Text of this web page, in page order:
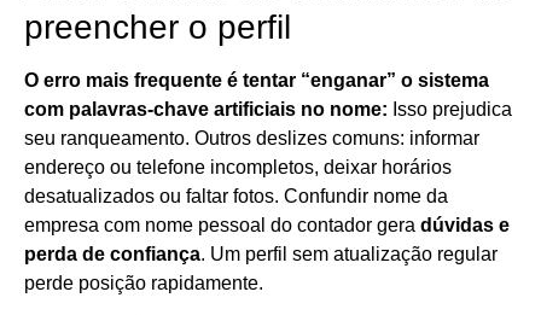
preencher o perfil
O erro mais frequente é tentar “enganar” o sistema
com palavras-chave artificiais no nome: Isso prejudica
seu ranqueamento. Outros deslizes comuns: informar
endereço ou telefone incompletos, deixar horários
desatualizados ou faltar fotos. Confundir nome da
empresa com nome pessoal do contador gera dúvidas e
perda de confiança. Um perfil sem atualização regular
perde posição rapidamente.